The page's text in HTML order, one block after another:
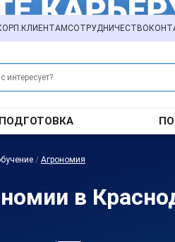
СОТРУДНИЧЕСТВО
/ Агрономия
в